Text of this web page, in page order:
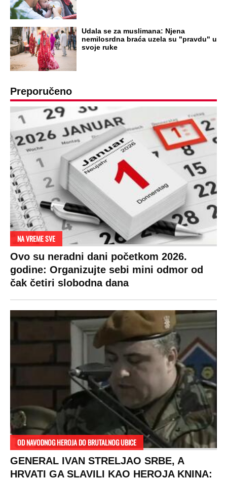
Udala se za muslimana: Njena
nemilosrdna braća uzela su "pravdu" u
svoje ruke
Preporučeno
NA VREME SVE
Ovo su neradni dani početkom 2026.
godine: Organizujte sebi mini odmor od
čak četiri slobodna dana
OD NAVODNOG HEROJA DO BRUTALNOG UBICE
GENERAL IVAN STRELJAO SRBE, A
HRVATI GA SLAVILI KAO HEROJA KNINA: